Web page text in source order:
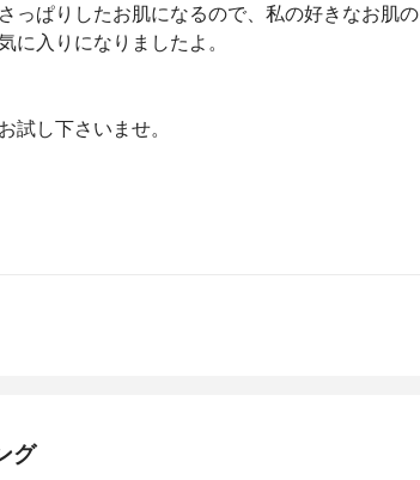
っぱりしたお肌になるので、私の好きなお肌の
に入りになりましたよ。
試し下さいませ。
グ